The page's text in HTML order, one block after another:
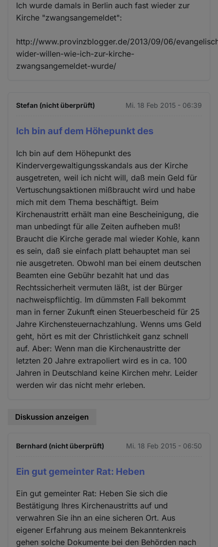
Ich wurde damals in Berlin auch fast wieder zur
Kirche "zwangsangemeldet":
http://www.provinzblogger.de/2013/09/06/
wider-willen-wie-ich-zur-kirche-
zwangsangemeldet-wurde/
Stefan (nicht überprüft) Mi. 18 Feb 2015 - 06:39
Ich bin auf dem Höhepunkt des
Ich bin auf dem Höhepunkt des
Kindervergewaltigungsskandals aus der Kirche
ausgetreten, weil ich nicht will, daß mein Geld für
Vertuschungsaktionen mißbraucht wird und habe
mich mit dem Thema beschäftigt. Beim
Kirchenaustritt erhält man eine Bescheinigung, die
man unbedingt für alle Zeiten aufheben muß!
Braucht die Kirche gerade mal wieder Kohle, kann
es sein, daß sie einfach platt behauptet man sei
nie ausgetreten. Obwohl man bei einem deutschen
Beamten eine Gebühr bezahlt hat und das
Rechtssicherheit vermuten läßt, ist der Bürger
nachweispflichtig. Im dümmsten Fall bekommt
man in ferner Zukunft einen Steuerbescheid für 25
Jahre Kirchensteuernachzahlung. Wenns ums Geld
geht, hört es mit der Christlichkeit ganz schnell
auf. Aber: Wenn man die Kirchenaustritte der
letzten 20 Jahre extrapoliert wird es in ca. 100
Jahren in Deutschland keine Kirchen mehr. Leider
werden wir das nicht mehr erleben.
Diskussion anzeigen
Bernhard (nicht überprüft) Mi. 18 Feb 2015 - 06:50
Ein gut gemeinter Rat: Heben
Ein gut gemeinter Rat: Heben Sie sich die
Bestätigung Ihres Kirchenaustritts auf und
verwahren Sie ihn an eine sicheren Ort. Aus
eigener Erfahrung aus meinem Bekanntenkreis
gehen solche Dokumente bei den Behörden nach